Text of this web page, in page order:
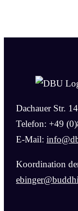
Dachauer Str.
Telefon: +49
E-Mail:
Koordination